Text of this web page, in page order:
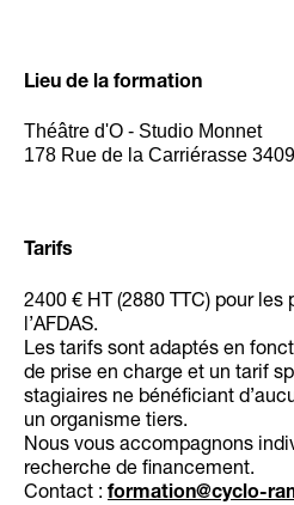
Lieu de la formation
Théâtre d'O - Studio Monnet
178 Rue de la Carriérasse
Tarifs
2400 € HT (2880 TTC) pour
l’AFDAS.
Les tarifs sont adaptés en
de prise en charge et un tarif
stagiaires ne bénéficiant
un organisme tiers.
Nous vous accompagnons
recherche de financement.
Contact : formation@cyclo-